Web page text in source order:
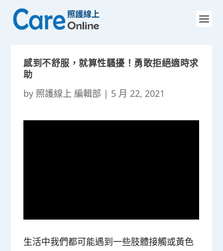
感到不舒服，就算性騷擾！勇敢拒絕適時求
助
by 照護線上 編輯部 | 5 月 22, 2021
生活中我們都可能遇到一些肢體接觸或黃色